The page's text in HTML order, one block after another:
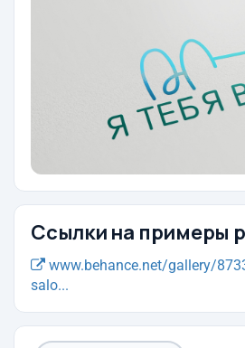
Ссылки на примеры
www.behance.net/gallery/
salo...